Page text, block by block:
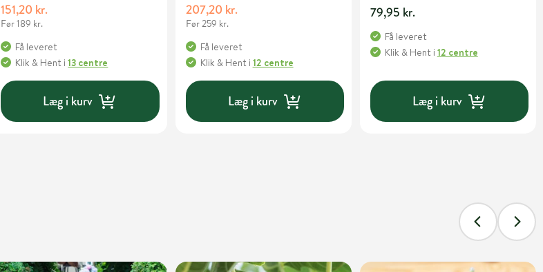
151,20 kr.
Før 189 kr.
Få leveret
Klik & Hent i13 centre
Læg i kurv
207,20 kr.
Før 259 kr.
Få leveret
Klik & Hent i 12 centre
Læg i kurv
79,95 kr.
Få leveret
Klik & Hent i 12 centre
Læg i kurv